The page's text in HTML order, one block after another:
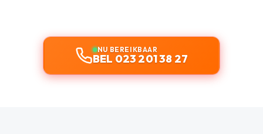
NU BEREIKBAAR
BEL 023 201 38 27